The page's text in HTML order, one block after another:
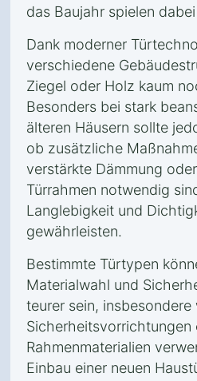
das Baujahr spielen
Dank moderner
verschiedene
Ziegel oder Holz kaum
Besonders bei stark
älteren Häusern sollte
ob zusätzliche
verstärkte Dämmung
Türrahmen notwendig
Langlebigkeit und
gewährleisten.
Bestimmte Türtypen
Materialwahl und
teurer sein, insbesondere
Rahmenmaterialien
Einbau einer neuen